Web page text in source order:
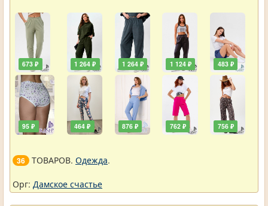
673 ₽
95 ₽
1 264 ₽
464 ₽
1 264 ₽
876 ₽
1 124 ₽
762 ₽
483 ₽
756 ₽
36 ТОВАРОВ. Одежда.
Орг: Дамское счастье